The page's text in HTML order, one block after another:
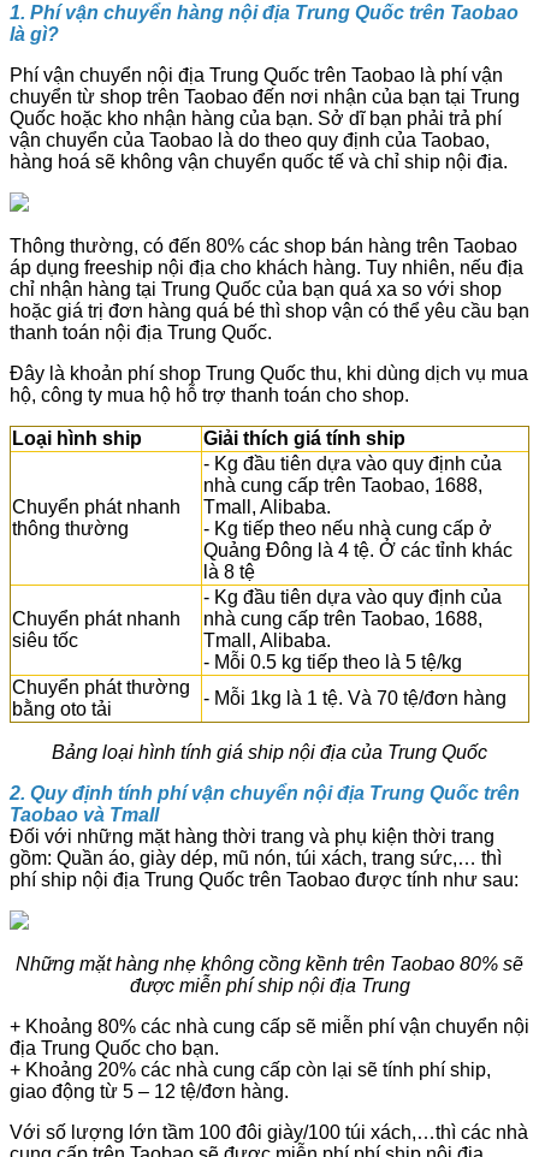
1. Phí vận chuyển hàng nội địa Trung Quốc trên Taobao
là gì?
Phí vận chuyển nội địa Trung Quốc trên Taobao là phí vận
chuyển từ shop trên Taobao đến nơi nhận của bạn tại Trung
Quốc hoặc kho nhận hàng của bạn. Sở dĩ bạn phải trả phí
vận chuyển của Taobao là do theo quy định của Taobao,
hàng hoá sẽ không vận chuyển quốc tế và chỉ ship nội địa.
Thông thường, có đến 80% các shop bán hàng trên Taobao
áp dụng freeship nội địa cho khách hàng. Tuy nhiên, nếu địa
chỉ nhận hàng tại Trung Quốc của bạn quá xa so với shop
hoặc giá trị đơn hàng quá bé thì shop vận có thể yêu cầu bạn
thanh toán nội địa Trung Quốc.
Đây là khoản phí shop Trung Quốc thu, khi dùng dịch vụ mua
hộ, công ty mua hộ hỗ trợ thanh toán cho shop.
Loại hình ship Giải thích giá tính ship
Chuyển phát nhanh
thông thường
- Kg đầu tiên dựa vào quy định của
nhà cung cấp trên Taobao, 1688,
Tmall, Alibaba.
- Kg tiếp theo nếu nhà cung cấp ở
Quảng Đông là 4 tệ. Ở các tỉnh khác
là 8 tệ
Chuyển phát nhanh
siêu tốc
- Kg đầu tiên dựa vào quy định của
nhà cung cấp trên Taobao, 1688,
Tmall, Alibaba.
- Mỗi 0.5 kg tiếp theo là 5 tệ/kg
Chuyển phát thường
bằng oto tải
- Mỗi 1kg là 1 tệ. Và 70 tệ/đơn hàng
Bảng loại hình tính giá ship nội địa của Trung Quốc
2. Quy định tính phí vận chuyển nội địa Trung Quốc trên
Taobao và Tmall
Đối với những mặt hàng thời trang và phụ kiện thời trang
gồm: Quần áo, giày dép, mũ nón, túi xách, trang sức,… thì
phí ship nội địa Trung Quốc trên Taobao được tính như sau:
Những mặt hàng nhẹ không cồng kềnh trên Taobao 80% sẽ
được miễn phí ship nội địa Trung
+ Khoảng 80% các nhà cung cấp sẽ miễn phí vận chuyển nội
địa Trung Quốc cho bạn.
+ Khoảng 20% các nhà cung cấp còn lại sẽ tính phí ship,
giao động từ 5 – 12 tệ/đơn hàng.
Với số lượng lớn tầm 100 đôi giày/100 túi xách,…thì các nhà